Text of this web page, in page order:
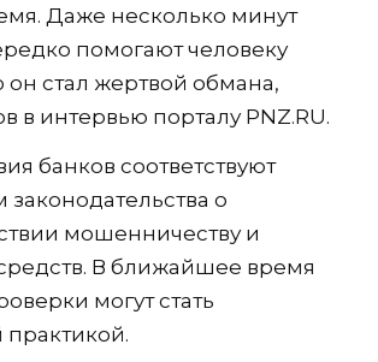
Даже несколько минут
помогают человеку
он стал жертвой обмана,
в интервью порталу PNZ.RU.
банков соответствуют
о
мошенничеству и
В ближайшее время
могут стать
практикой.